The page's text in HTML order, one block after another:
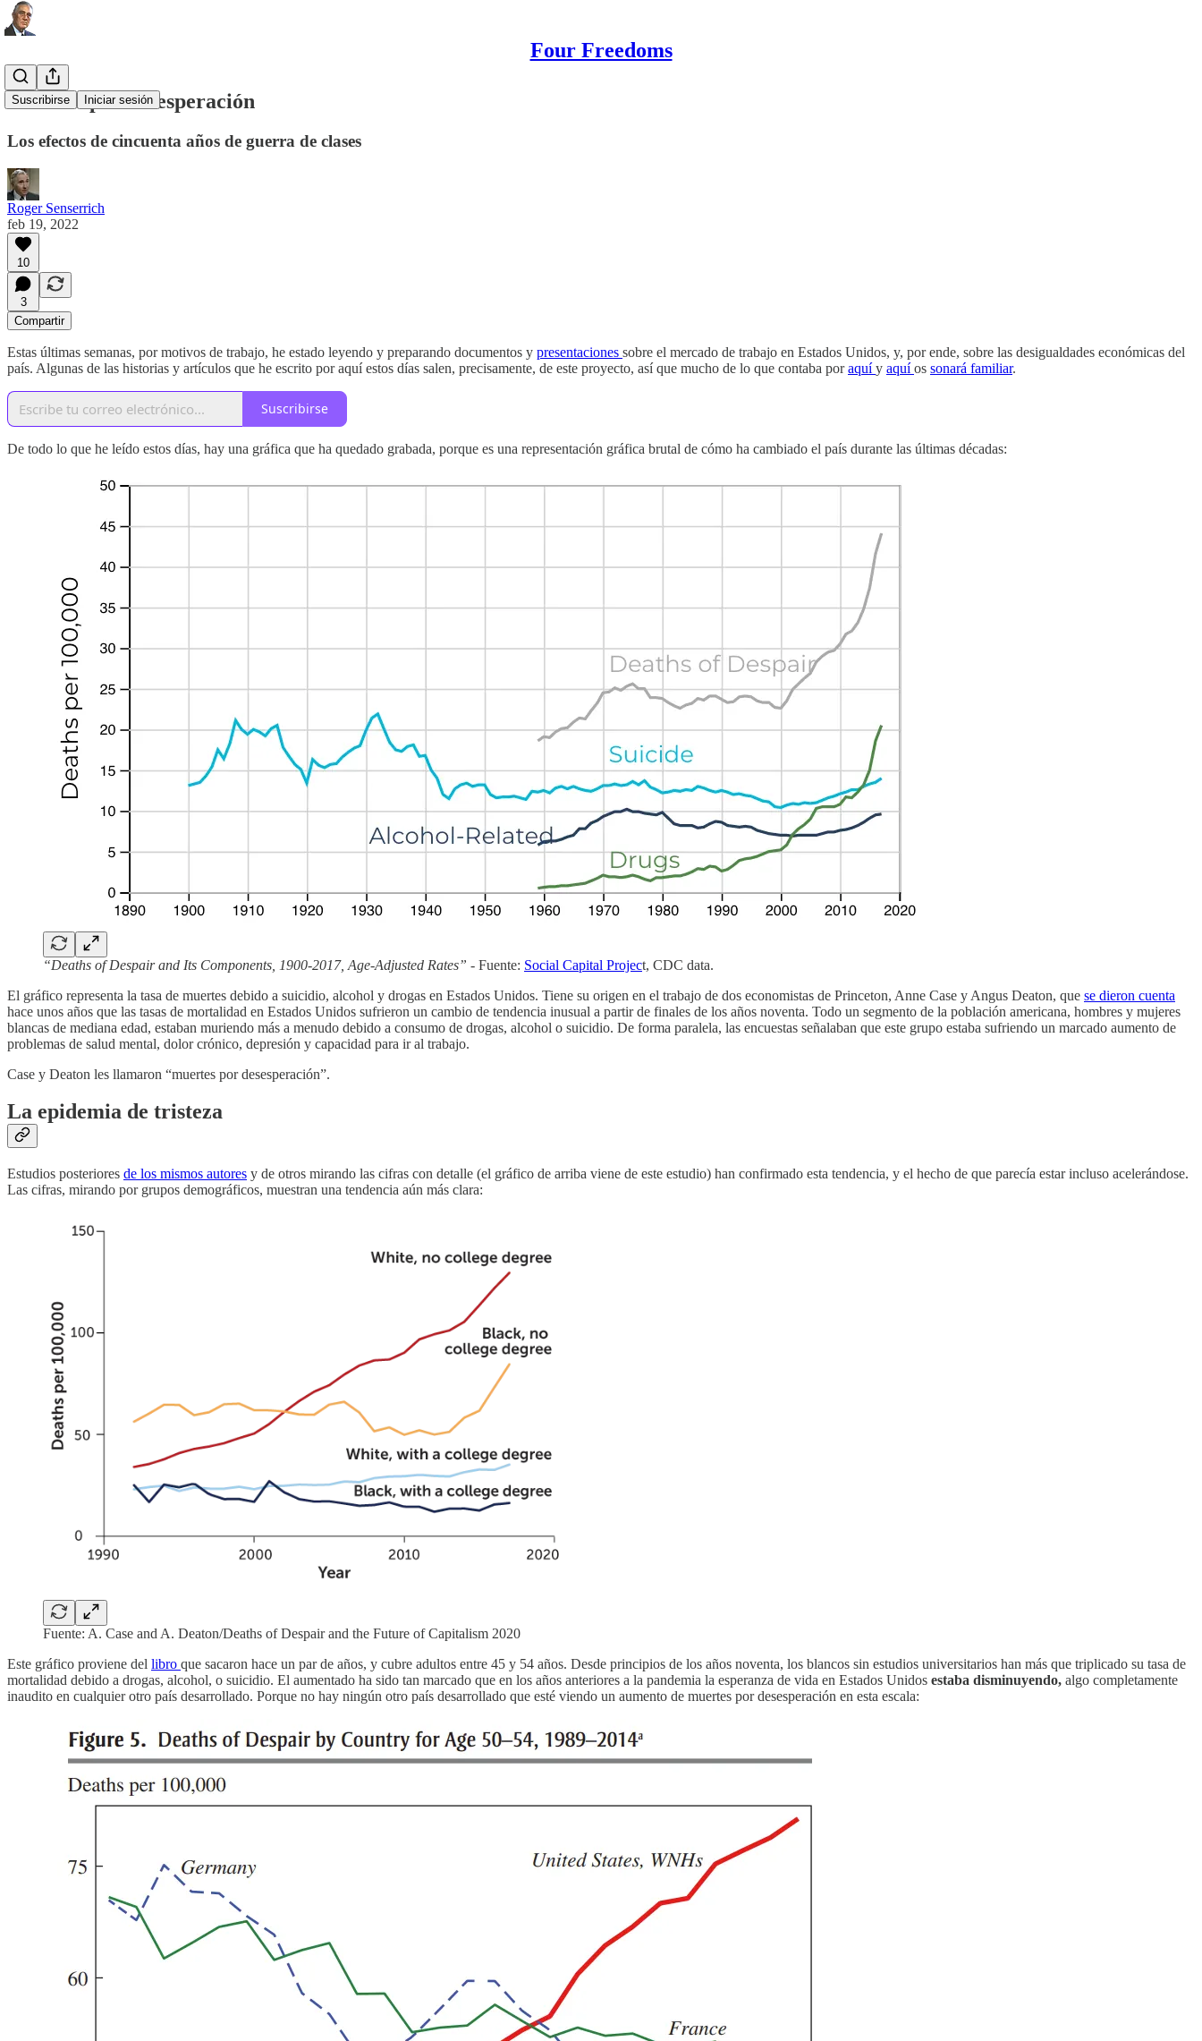
Four Freedoms
Suscribirse Iniciar sesión
Muertes por desesperación
Los efectos de cincuenta años de guerra de clases
Roger Senserrich
feb 19, 2022
10
3
Compartir
Estas últimas semanas, por motivos de trabajo, he estado leyendo y preparando documentos y presentaciones sobre el mercado de trabajo en Estados Unidos, y, por ende, sobre las desigualdades económicas del
país. Algunas de las historias y artículos que he escrito por aquí estos días salen, precisamente, de este proyecto, así que mucho de lo que contaba poraquíy aquíos sonará familiar.
Suscribirse
De todo lo que he leído estos días, hay una gráfica que ha quedado grabada, porque es una representación gráfica brutal de cómo ha cambiado el país durante las últimas décadas:
“Deaths of Despair and Its Components, 1900-2017, Age-Adjusted Rates” - Fuente: Social Capital Project, CDC data.
El gráfico representa la tasa de muertes debido a suicidio, alcohol y drogas en Estados Unidos. Tiene su origen en el trabajo de dos economistas de Princeton, Anne Case y Angus Deaton, que se dieron cuenta
hace unos años que las tasas de mortalidad en Estados Unidos sufrieron un cambio de tendencia inusual a partir de finales de los años noventa. Todo un segmento de la población americana, hombres y mujeres
blancas de mediana edad, estaban muriendo más a menudo debido a consumo de drogas, alcohol o suicidio. De forma paralela, las encuestas señalaban que este grupo estaba sufriendo un marcado aumento de
problemas de salud mental, dolor crónico, depresión y capacidad para ir al trabajo.
Case y Deaton les llamaron “muertes por desesperación”.
La epidemia de tristeza
Estudios posteriores de los mismos autores y de otros mirando las cifras con detalle (el gráfico de arriba viene de este estudio) han confirmado esta tendencia, y el hecho de que parecía estar incluso acelerándose.
Las cifras, mirando por grupos demográficos, muestran una tendencia aún más clara:
Fuente: A. Case and A. Deaton/Deaths of Despair and the Future of Capitalism 2020
Este gráfico proviene del libro que sacaron hace un par de años, y cubre adultos entre 45 y 54 años. Desde principios de los años noventa, los blancos sin estudios universitarios han más que triplicado su tasa de
mortalidad debido a drogas, alcohol, o suicidio. El aumentado ha sido tan marcado que en los años anteriores a la pandemia la esperanza de vida en Estados Unidos estaba disminuyendo, algo completamente
inaudito en cualquier otro país desarrollado. Porque no hay ningún otro país desarrollado que esté viendo un aumento de muertes por desesperación en esta escala: